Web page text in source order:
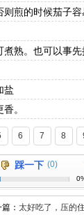
煎的时候茄子容
熟。也可以事先
盐
。
6 7 8
踩一下 (0)
： 太好吃了，压的